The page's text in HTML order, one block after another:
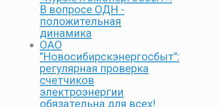
В вопросе ОДН -
положительная
динамика
ОАО
"Новосибирскэнергосбыт":
регулярная проверка
счетчиков
электроэнергии
обязательна для всех!